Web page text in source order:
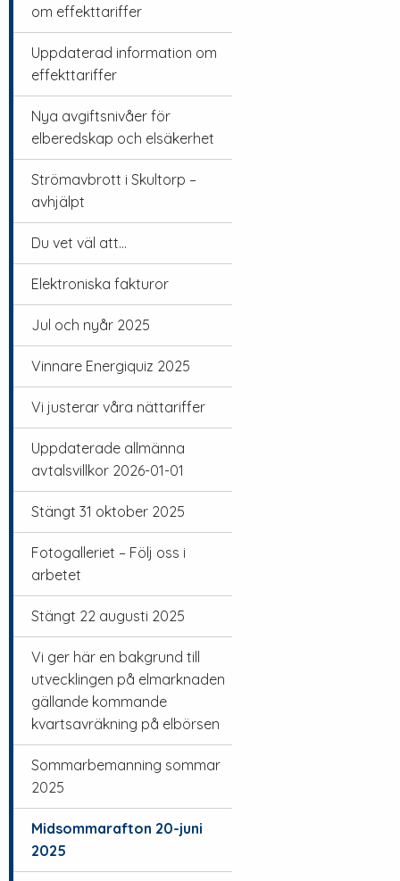
om effekttariffer
Uppdaterad information om
effekttariffer
Nya avgiftsnivåer för
elberedskap och elsäkerhet
Strömavbrott i Skultorp –
avhjälpt
Du vet väl att…
Elektroniska fakturor
Jul och nyår 2025
Vinnare Energiquiz 2025
Vi justerar våra nättariffer
Uppdaterade allmänna
avtalsvillkor 2026-01-01
Stängt 31 oktober 2025
Fotogalleriet – Följ oss i
arbetet
Stängt 22 augusti 2025
Vi ger här en bakgrund till
utvecklingen på elmarknaden
gällande kommande
kvartsavräkning på elbörsen
Sommarbemanning sommar
2025
Midsommarafton 20-juni
2025